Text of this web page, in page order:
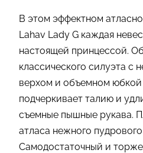
В этом эффектном
Lahav Lady G каждая
настоящей принцессой.
классического силуэта с
верхом и объемном
подчеркивает талию и
съемные пышные рукава.
атласа нежного пудрового
Самодостаточный и